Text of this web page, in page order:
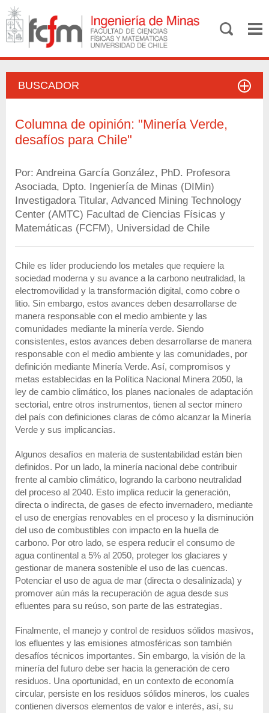
BUSCADOR
Columna de opinión: "Minería Verde,
desafíos para Chile"
Por: Andreina García González, PhD. Profesora
Asociada, Dpto. Ingeniería de Minas (DIMin)
Investigadora Titular, Advanced Mining Technology
Center (AMTC) Facultad de Ciencias Físicas y
Matemáticas (FCFM), Universidad de Chile
Chile es líder produciendo los metales que requiere la
sociedad moderna y su avance a la carbono neutralidad, la
electromovilidad y la transformación digital, como cobre o
litio. Sin embargo, estos avances deben desarrollarse de
manera responsable con el medio ambiente y las
comunidades mediante la minería verde. Siendo
consistentes, estos avances deben desarrollarse de manera
responsable con el medio ambiente y las comunidades, por
definición mediante Minería Verde. Así, compromisos y
metas establecidas en la Política Nacional Minera 2050, la
ley de cambio climático, los planes nacionales de adaptación
sectorial, entre otros instrumentos, tienen al sector minero
del país con definiciones claras de cómo alcanzar la Minería
Verde y sus implicancias.
Algunos desafíos en materia de sustentabilidad están bien
definidos. Por un lado, la minería nacional debe contribuir
frente al cambio climático, logrando la carbono neutralidad
del proceso al 2040. Esto implica reducir la generación,
directa o indirecta, de gases de efecto invernadero, mediante
el uso de energías renovables en el proceso y la disminución
del uso de combustibles con impacto en la huella de
carbono. Por otro lado, se espera reducir el consumo de
agua continental a 5% al 2050, proteger los glaciares y
gestionar de manera sostenible el uso de las cuencas.
Potenciar el uso de agua de mar (directa o desalinizada) y
promover aún más la recuperación de agua desde sus
efluentes para su reúso, son parte de las estrategias.
Finalmente, el manejo y control de residuos sólidos masivos,
los efluentes y las emisiones atmosféricas son también
desafíos técnicos importantes. Sin embargo, la visión de la
minería del futuro debe ser hacia la generación de cero
residuos. Una oportunidad, en un contexto de economía
circular, persiste en los residuos sólidos mineros, los cuales
contienen diversos elementos de valor e interés, así, su